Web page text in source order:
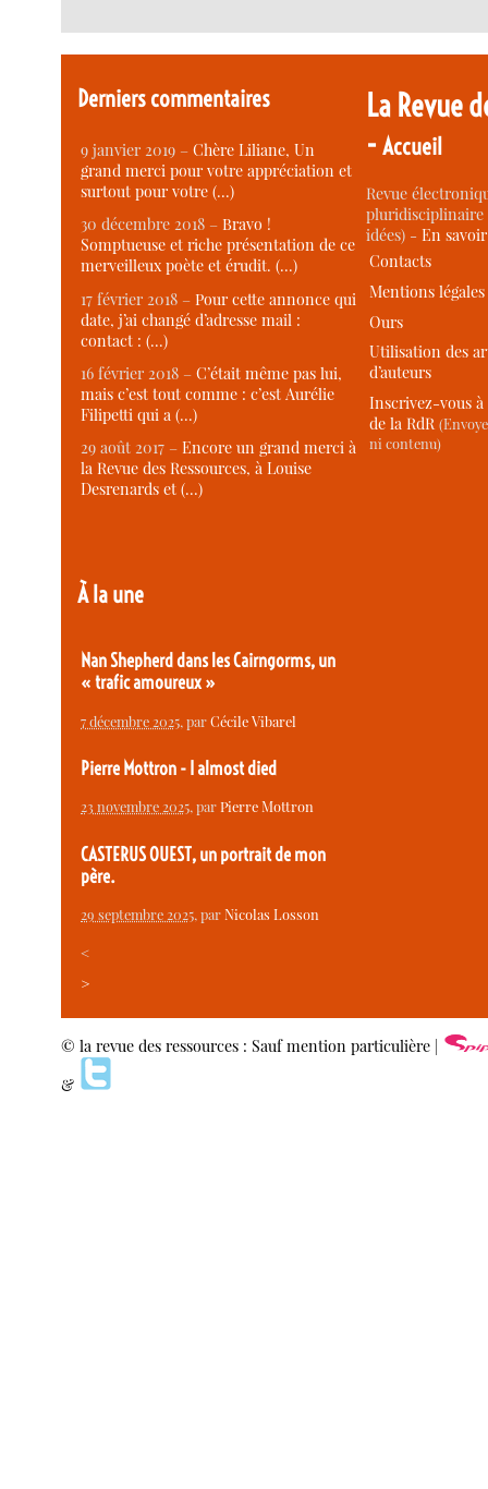
Derniers commentaires
9 janvier 2019 –Chère Liliane, Un
grand merci pour votre appréciation et
surtout pour votre (…)
30 décembre 2018 –Bravo !
Somptueuse et riche présentation de ce
merveilleux poète et érudit. (…)
17 février 2018 –Pour cette annonce qui
date, j’ai changé d’adresse mail :
contact : (…)
16 février 2018 –C’était même pas lui,
mais c’est tout comme : c’est Aurélie
Filipetti qui a (…)
29 août 2017 –Encore un grand merci à
la Revue des Ressources, à Louise
Desrenards et (…)
À la une
Nan Shepherd dans les Cairngorms, un
« trafic amoureux »
7 décembre 2025, parCécile Vibarel
Pierre Mottron - I almost died
23 novembre 2025, parPierre Mottron
CASTERUS OUEST, un portrait de mon
père.
29 septembre 2025, parNicolas Losson
<
>
La Revue
-Accueil
Revue
idées) -En
Contacts
Mentions légales
Ours
Utilisation des
d’auteurs
Inscrivez-vous
de la RdR
ni contenu)
© la revue des ressources : Sauf mention particulière |
&